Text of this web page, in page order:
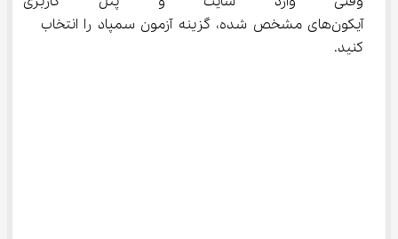
آیکون‌های مشخص شده، گزینه آزمون سمپاد را انتخاب
کنید.